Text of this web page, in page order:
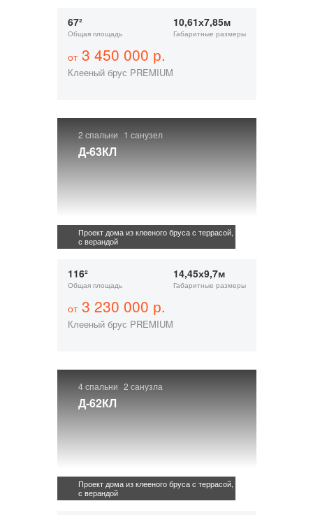
67²
Общая площадь
10,61х7,85м
Габаритные размеры
от3 450 000 р.
Клееный брус PREMIUM
2 спальни 1 санузел
Д-63КЛ
Проект дома из клееного бруса с террасой,
с верандой
116²
Общая площадь
14,45х9,7м
Габаритные размеры
от3 230 000 р.
Клееный брус PREMIUM
4 спальни 2 санузла
Д-62КЛ
Проект дома из клееного бруса с террасой,
с верандой